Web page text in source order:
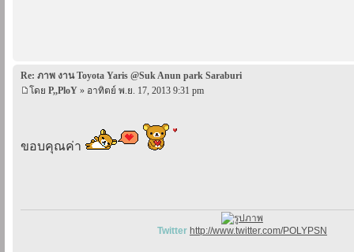
Re: ภาพ งาน Toyota Yaris @Suk Anun park Saraburi
โดย P,,PloY » อาทิตย์ พ.ย. 17, 2013 9:31 pm
ขอบคุณค่า
Twitter http://www.twitter.com/POLYPSN